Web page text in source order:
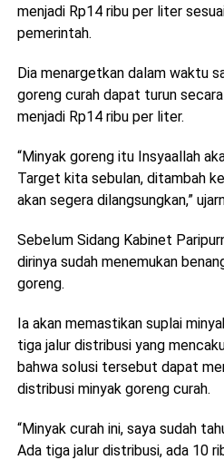
menjadi Rp14 ribu per liter
pemerintah.
Dia menargetkan dalam waktu
goreng curah dapat turun
menjadi Rp14 ribu per liter.
“Minyak goreng itu Insyaallah
Target kita sebulan, ditambah
akan segera dilangsungkan,”
Sebelum Sidang Kabinet
dirinya sudah menemukan
goreng.
Ia akan memastikan suplai
tiga jalur distribusi yang
bahwa solusi tersebut dapat
distribusi minyak goreng curah.
“Minyak curah ini, saya sudah
Ada tiga jalur distribusi, ada 10